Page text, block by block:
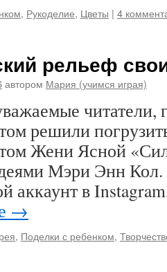
, Рукоделие, Цветы | 4
рельеф
автором Мария (учимся играя)
решили
Жени Ясной
Мэри Энн Кол.
аккаунт в
→
, Поделки с ребенком,